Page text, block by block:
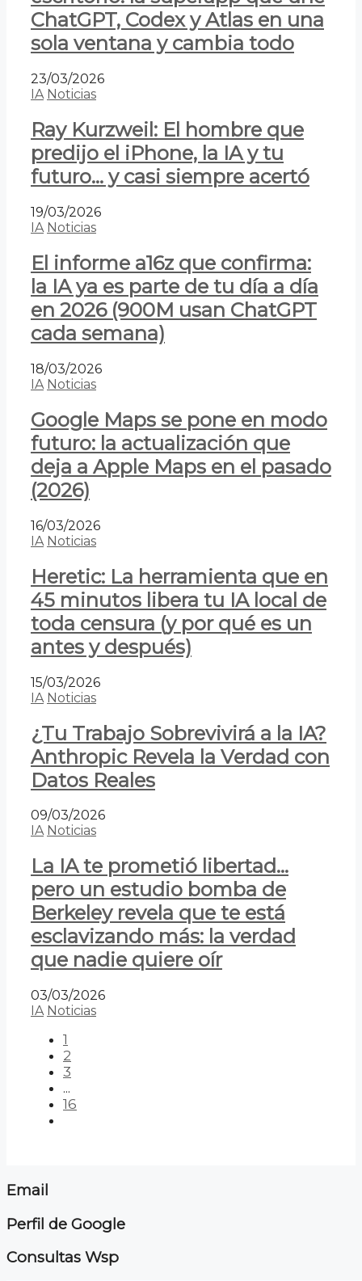
ChatGPT, Codex y Atlas en una
sola ventana y cambia todo
23/03/2026
IA Noticias
Ray Kurzweil: El hombre que
predijo el iPhone, la IA y tu
futuro… y casi siempre acertó
19/03/2026
IA Noticias
El informe a16z que confirma:
la IA ya es parte de tu día a día
en 2026 (900M usan ChatGPT
cada semana)
18/03/2026
IA Noticias
Google Maps se pone en modo
futuro: la actualización que
deja a Apple Maps en el pasado
(2026)
16/03/2026
IA Noticias
Heretic: La herramienta que en
45 minutos libera tu IA local de
toda censura (y por qué es un
antes y después)
15/03/2026
IA Noticias
¿Tu Trabajo Sobrevivirá a la IA?
Anthropic Revela la Verdad con
Datos Reales
09/03/2026
IA Noticias
La IA te prometió libertad…
pero un estudio bomba de
Berkeley revela que te está
esclavizando más: la verdad
que nadie quiere oír
03/03/2026
IA Noticias
1
2
3
...
16
Email
Perfil de Google
Consultas Wsp